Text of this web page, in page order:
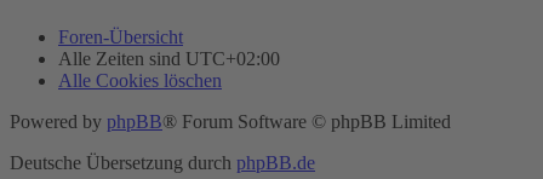
Foren-Übersicht
Alle Zeiten sind UTC+02:00
Alle Cookies löschen
Powered by phpBB® Forum Software © phpBB Limited
Deutsche Übersetzung durch phpBB.de